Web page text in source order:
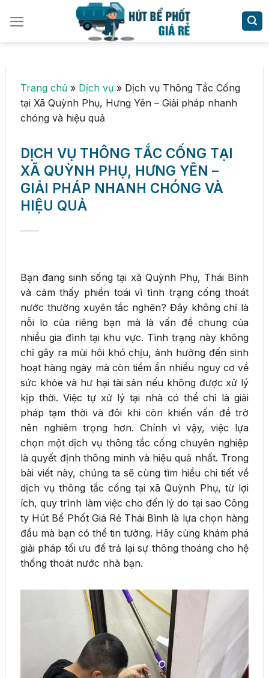
Trang chủ » Dịch vụ » Dịch vụ Thông Tắc Cống
tại Xã Quỳnh Phụ, Hưng Yên – Giải pháp nhanh
chóng và hiệu quả
DỊCH VỤ THÔNG TẮC CỐNG TẠI
XÃ QUỲNH PHỤ, HƯNG YÊN –
GIẢI PHÁP NHANH CHÓNG VÀ
HIỆU QUẢ
Bạn đang sinh sống tại xã Quỳnh Phụ, Thái Bình
và cảm thấy phiền toái vì tình trạng cống thoát
nước thường xuyên tắc nghẽn? Đây không chỉ là
nỗi lo của riêng bạn mà là vấn đề chung của
nhiều gia đình tại khu vực. Tình trạng này không
chỉ gây ra mùi hôi khó chịu, ảnh hưởng đến sinh
hoạt hàng ngày mà còn tiềm ẩn nhiều nguy cơ về
sức khỏe và hư hại tài sản nếu không được xử lý
kịp thời. Việc tự xử lý tại nhà có thể chỉ là giải
pháp tạm thời và đôi khi còn khiến vấn đề trở
nên nghiêm trọng hơn. Chính vì vậy, việc lựa
chọn một dịch vụ thông tắc cống chuyên nghiệp
là quyết định thông minh và hiệu quả nhất. Trong
bài viết này, chúng ta sẽ cùng tìm hiểu chi tiết về
dịch vụ thông tắc cống tại xã Quỳnh Phụ, từ lợi
ích, quy trình làm việc cho đến lý do tại sao Công
ty Hút Bể Phốt Giá Rẻ Thái Bình là lựa chọn hàng
đầu mà bạn có thể tin tưởng. Hãy cùng khám phá
giải pháp tối ưu để trả lại sự thông thoáng cho hệ
thống thoát nước nhà bạn.